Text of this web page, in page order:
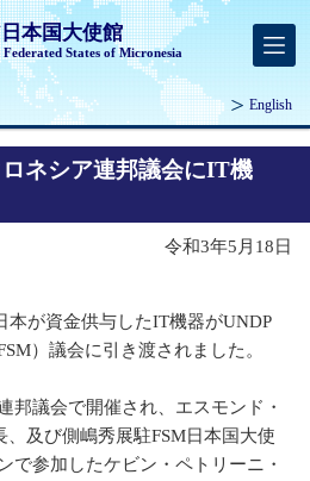
本国大使館
States of Micronesia
English
ネシア連邦議会にIT機
令和3年5月18日
本が資金供与したIT機器がUNDP
）議会に引き渡されました。
邦議会で開催され、エスモンド・
及び側嶋秀展駐FSM日本国大使
で参加したケビン・ペトリーニ・